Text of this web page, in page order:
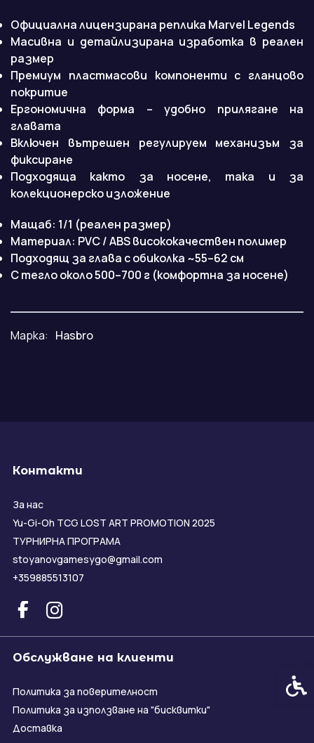
Официална лицензирана реплика Marvel Legends
Масивна и детайлизирана изработка в реален
размер
Премиум пластмасови компоненти с гланцово
покритие
Ергономична форма – удобно прилягане на
главата
Включен вътрешен регулируем механизъм за
фиксиране
Подходяща както за носене, така и за
колекционерско изложение
Мащаб: 1/1 (реален размер)
Материал: PVC / ABS висококачествен полимер
Подходящ за глава с обиколка ~55–62 см
С тегло около 500–700 г (комфортна за носене)
Марка: Hasbro
Контакти
За нас
Yu-Gi-Oh TCG LOST ART PROMOTION 2025
ТУРНИРНА ПРОГРАМА
stoyanovgamesygo@gmail.com
+359885513107
Обслужване на клиенти
Политика за поверителност
Политика за използване на "бисквитки"
Доставка